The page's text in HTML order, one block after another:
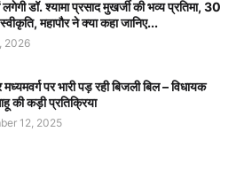
डॉ. श्यामा प्रसाद मुखर्जी की भव्य प्रतिमा, 30
महापौर ने क्या कहा जानिए...
2026
पर भारी पड़ रही बिजली बिल – विधायक
की कड़ी प्रतिक्रिया
12, 2025